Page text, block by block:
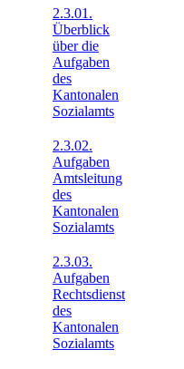
2.3.01.
Überblick
über die
Aufgaben
des
Kantonalen
Sozialamts
2.3.02.
Aufgaben
Amtsleitung
des
Kantonalen
Sozialamts
2.3.03.
Aufgaben
Rechtsdienst
des
Kantonalen
Sozialamts